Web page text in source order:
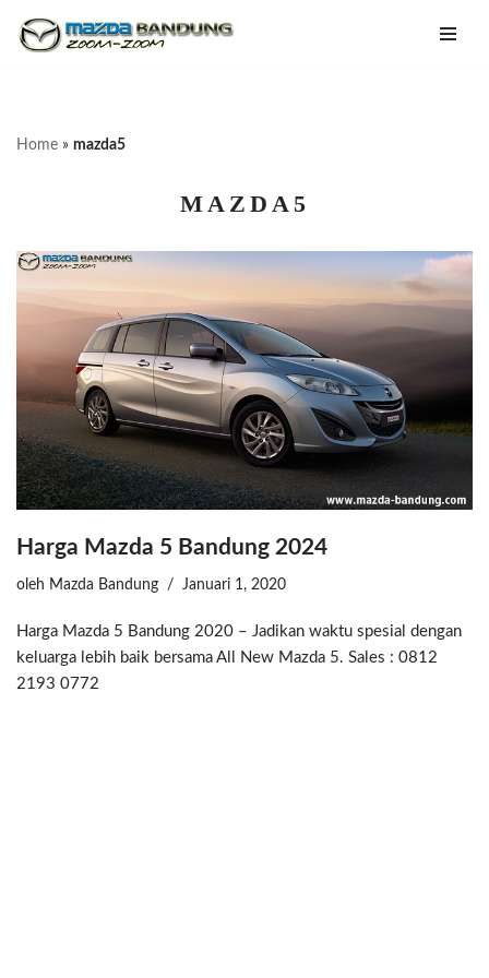
Home » mazda5
MAZDA5
Harga Mazda 5 Bandung 2024
oleh Mazda Bandung Januari 1, 2020
Harga Mazda 5 Bandung 2020 – Jadikan waktu spesial dengan
keluarga lebih baik bersama All New Mazda 5. Sales : 0812
2193 0772